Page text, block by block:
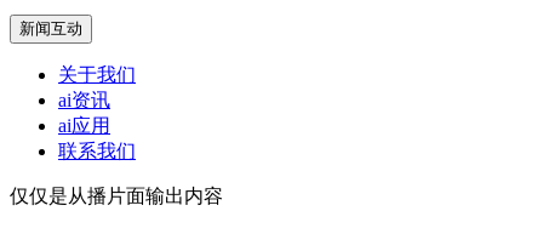
新闻互动
关于我们
ai资讯
ai应用
联系我们
仅仅是从播片面输出内容